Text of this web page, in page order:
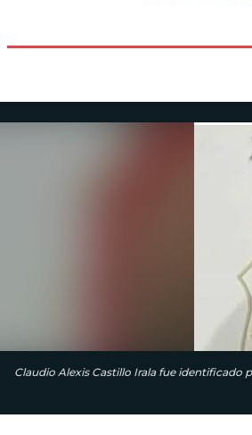
Claudio Alexis Castillo Irala fue identificado